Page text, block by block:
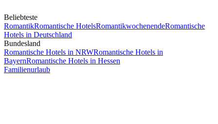
Beliebteste
RomantikRomantische HotelsRomantikwochenendeRomantische
Hotels in Deutschland
Bundesland
Romantische Hotels in NRWRomantische Hotels in
BayernRomantische Hotels in Hessen
Familienurlaub